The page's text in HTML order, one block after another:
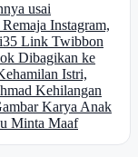
usai
Instagram,
35 Link Twibbon
Dibagikan ke
Istri,
Kehilangan
Karya Anak
Minta Maaf